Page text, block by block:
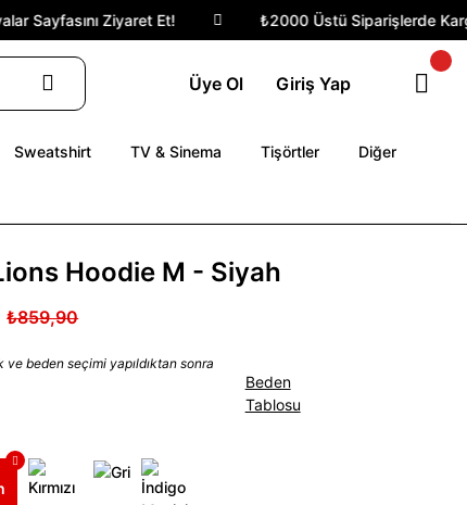
Sayfasını Ziyaret Et! ₺2000 Üstü Siparişlerde
Üye Ol Giriş Yap
Sweatshirt TV & Sinema Tişörtler Diğer
Hoodie M - Siyah
₺859,90
ve beden seçimi yapıldıktan sonra
Beden
Tablosu